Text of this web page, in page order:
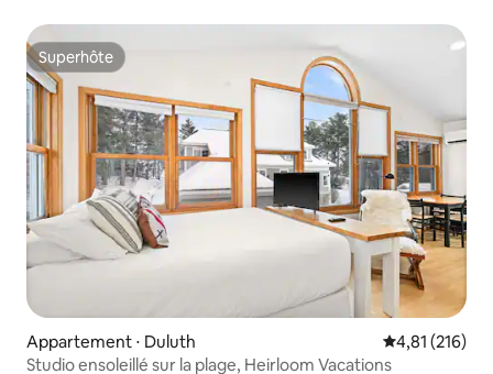
Superhôte
Superhôte
Appartement ⋅ Duluth Évaluation
4,81 (216)
Studio ensoleillé sur la plage, Heirloom Vacations